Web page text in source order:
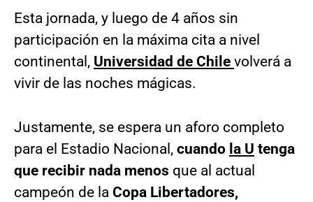
Esta jornada, y luego de 4 años sin
participación en la máxima cita a nivel
continental, Universidad de Chile volverá a
vivir de las noches mágicas.
Justamente, se espera un aforo completo
para el Estadio Nacional, cuando la U tenga
que recibir nada menos que al actual
campeón de la Copa Libertadores,